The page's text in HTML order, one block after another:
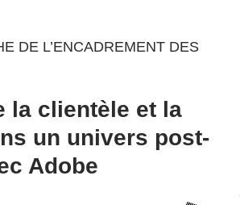
DE L’ENCADREMENT DES
la clientèle et la
un univers post-
Adobe